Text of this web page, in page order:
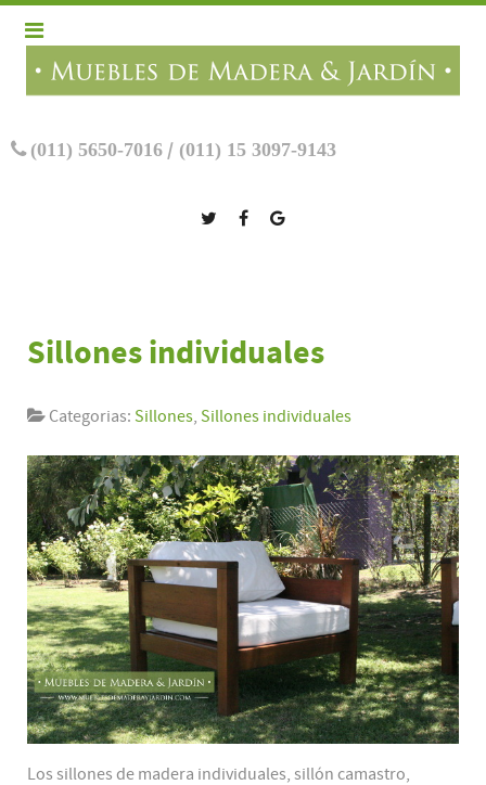
(011) 5650-7016 / (011) 15 3097-9143
Sillones individuales
Categorias: Sillones, Sillones individuales
Los sillones de madera individuales, sillón camastro,